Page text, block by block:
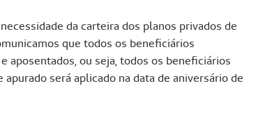
da carteira dos planos privados de
que todos os beneficiários
aposentados, ou seja, todos os beneficiários
será aplicado na data de aniversário de